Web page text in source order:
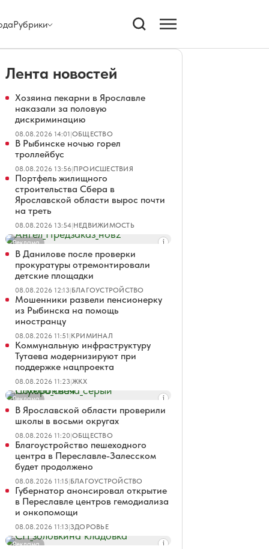
Рубрики
Лента новостей
Хозяина пекарни в Ярославле
наказали за половую
дискриминацию
08.08.2026 14:01|ОБЩЕСТВО
В Рыбинске ночью горел
троллейбус
08.08.2026 13:56|ПРОИСШЕСТВИЯ
Портфель жилищного
строительства Сбера в
Ярославской области вырос почти
на треть
08.08.2026 13:54|НЕДВИЖИМОСТЬ
Реклама
В Данилове после проверки
прокуратуры отремонтировали
детские площадки
08.08.2026 12:13|БЛАГОУСТРОЙСТВО
Мошенники развели пенсионерку
из Рыбинска на помощь
иностранцу
08.08.2026 11:51|КРИМИНАЛ
Коммунальную инфраструктуру
Тутаева модернизируют при
поддержке нацпроекта
08.08.2026 11:23|ЖКХ
Реклама
В Ярославской области проверили
школы в восьми округах
08.08.2026 11:20|ОБЩЕСТВО
Благоустройство пешеходного
центра в Переславле-Залесском
будет продолжено
08.08.2026 11:15|БЛАГОУСТРОЙСТВО
Губернатор анонсировал открытие
в Переславле центров гемодиализа
и онкопомощи
08.08.2026 11:13|ЗДОРОВЬЕ
Реклама